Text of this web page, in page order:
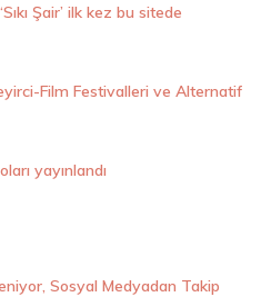
Şair’ ilk kez bu sitede
Film Festivalleri ve Alternatif
yayınlandı
Sosyal Medyadan Takip